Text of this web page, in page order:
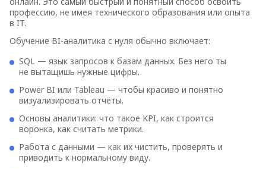
профессию, не имея технического образования или опыта
в IT.
Обучение BI-аналитика с нуля обычно включает:
SQL — язык запросов к базам данных. Без него ты
не вытащишь нужные цифры.
Power BI или Tableau — чтобы красиво и понятно
визуализировать отчёты.
Основы аналитики: что такое KPI, как строится
воронка, как считать метрики.
Работа с данными — как их чистить, проверять и
приводить к нормальному виду.